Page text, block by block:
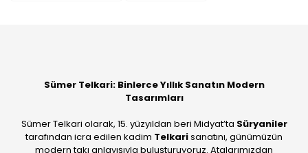
Sümer Telkari: Binlerce Yıllık Sanatın Modern
Tasarımları
Sümer Telkari olarak, 15. yüzyıldan beri Midyat’ta Süryaniler
tarafından icra edilen kadim Telkarisanatını, günümüzün
modern takı anlayışıyla buluşturuyoruz. Atalarımızdan